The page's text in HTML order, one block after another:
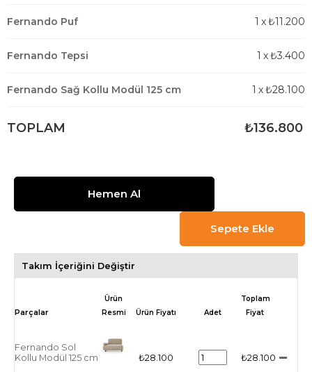
Fernando Puf 1 x₺11.200
Fernando Tepsi 1 x₺3.400
Fernando Sağ Kollu Modül 125 cm 1 x₺28.100
TOPLAM ₺136.800
Takım İçeriğini Değiştir
Ürün
Resmi
Ürün Fiyatı Adet
Toplam
Fiyat
Fernando Sol
Kollu Modül 125 cm
₺28.100 ₺28.100